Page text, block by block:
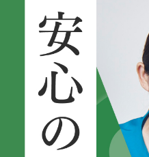
HOME トップ
SYMPTOMS 症状から探す
腰痛
肩こり・首こり
MENU メニューから探す
STORE 店舗一覧